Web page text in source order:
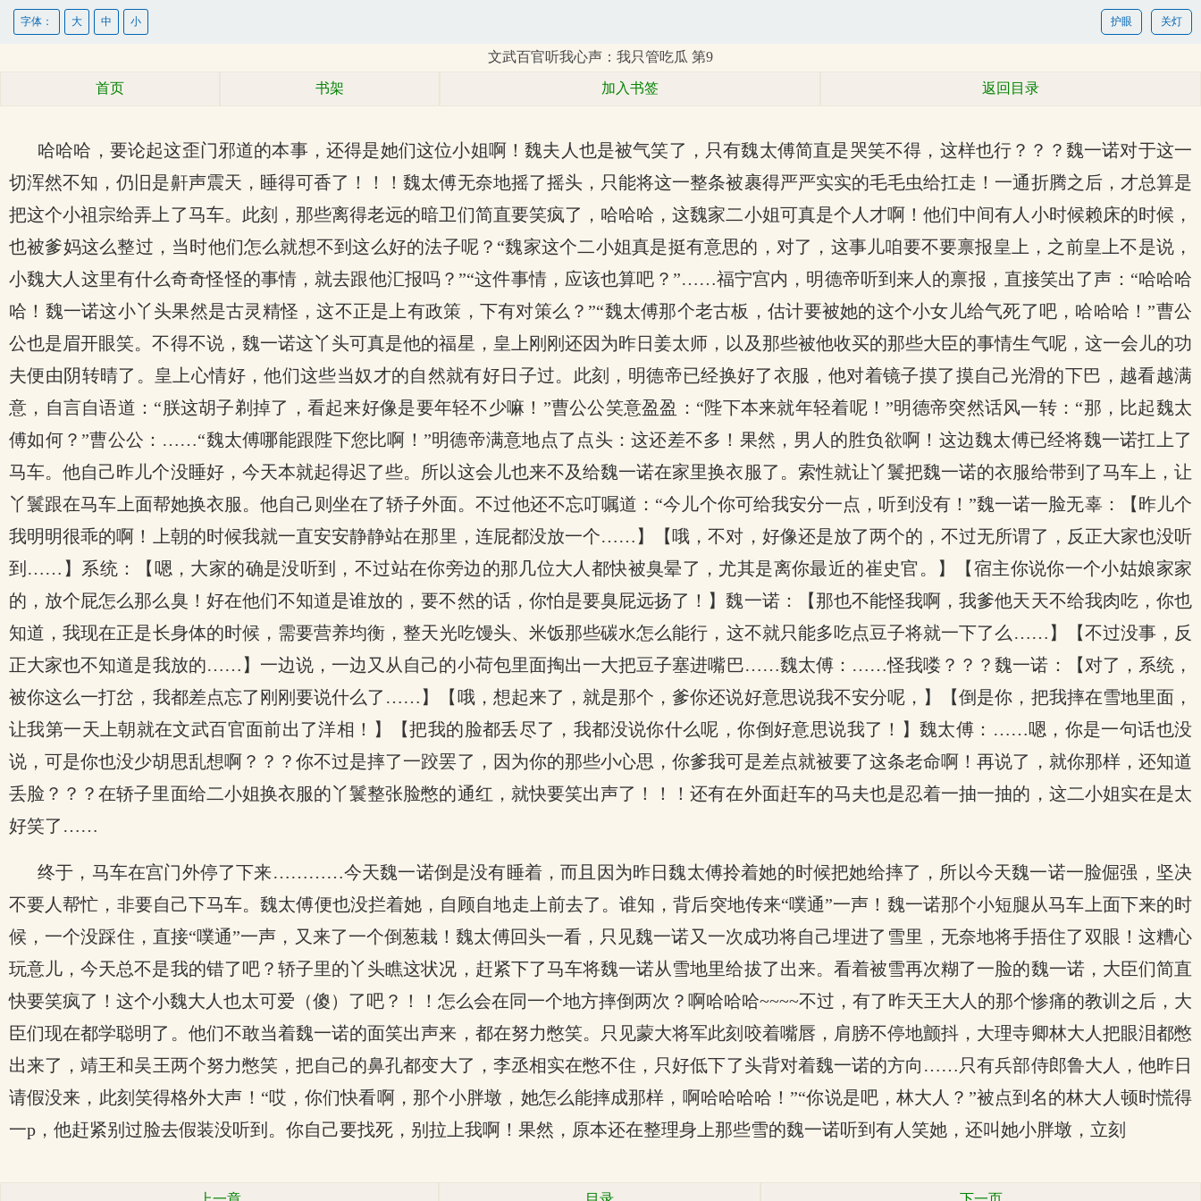
关灯
护眼
字体： 大 中 小
文武百官听我心声：我只管吃瓜 第9
首页 书架 加入书签 返回目录
哈哈哈，要论起这歪门邪道的本事，还得是她们这位小姐啊！魏夫人也是被气笑了，只有魏太傅简直是哭笑不得，这样也行？？？魏一诺对于这一
切浑然不知，仍旧是鼾声震天，睡得可香了！！！魏太傅无奈地摇了摇头，只能将这一整条被裹得严严实实的毛毛虫给扛走！一通折腾之后，才总算是
把这个小祖宗给弄上了马车。此刻，那些离得老远的暗卫们简直要笑疯了，哈哈哈，这魏家二小姐可真是个人才啊！他们中间有人小时候赖床的时候，
也被爹妈这么整过，当时他们怎么就想不到这么好的法子呢？“魏家这个二小姐真是挺有意思的，对了，这事儿咱要不要禀报皇上，之前皇上不是说，
小魏大人这里有什么奇奇怪怪的事情，就去跟他汇报吗？”“这件事情，应该也算吧？”……福宁宫内，明德帝听到来人的禀报，直接笑出了声：“哈哈哈
哈！魏一诺这小丫头果然是古灵精怪，这不正是上有政策，下有对策么？”“魏太傅那个老古板，估计要被她的这个小女儿给气死了吧，哈哈哈！”曹公
公也是眉开眼笑。不得不说，魏一诺这丫头可真是他的福星，皇上刚刚还因为昨日姜太师，以及那些被他收买的那些大臣的事情生气呢，这一会儿的功
夫便由阴转晴了。皇上心情好，他们这些当奴才的自然就有好日子过。此刻，明德帝已经换好了衣服，他对着镜子摸了摸自己光滑的下巴，越看越满
意，自言自语道：“朕这胡子剃掉了，看起来好像是要年轻不少嘛！”曹公公笑意盈盈：“陛下本来就年轻着呢！”明德帝突然话风一转：“那，比起魏太
傅如何？”曹公公：……“魏太傅哪能跟陛下您比啊！”明德帝满意地点了点头：这还差不多！果然，男人的胜负欲啊！这边魏太傅已经将魏一诺扛上了
马车。他自己昨儿个没睡好，今天本就起得迟了些。所以这会儿也来不及给魏一诺在家里换衣服了。索性就让丫鬟把魏一诺的衣服给带到了马车上，让
丫鬟跟在马车上面帮她换衣服。他自己则坐在了轿子外面。不过他还不忘叮嘱道：“今儿个你可给我安分一点，听到没有！”魏一诺一脸无辜：【昨儿个
我明明很乖的啊！上朝的时候我就一直安安静静站在那里，连屁都没放一个……】【哦，不对，好像还是放了两个的，不过无所谓了，反正大家也没听
到……】系统：【嗯，大家的确是没听到，不过站在你旁边的那几位大人都快被臭晕了，尤其是离你最近的崔史官。】【宿主你说你一个小姑娘家家
的，放个屁怎么那么臭！好在他们不知道是谁放的，要不然的话，你怕是要臭屁远扬了！】魏一诺：【那也不能怪我啊，我爹他天天不给我肉吃，你也
知道，我现在正是长身体的时候，需要营养均衡，整天光吃馒头、米饭那些碳水怎么能行，这不就只能多吃点豆子将就一下了么……】【不过没事，反
正大家也不知道是我放的……】一边说，一边又从自己的小荷包里面掏出一大把豆子塞进嘴巴……魏太傅：……怪我喽？？？魏一诺：【对了，系统，
被你这么一打岔，我都差点忘了刚刚要说什么了……】【哦，想起来了，就是那个，爹你还说好意思说我不安分呢，】【倒是你，把我摔在雪地里面，
让我第一天上朝就在文武百官面前出了洋相！】【把我的脸都丢尽了，我都没说你什么呢，你倒好意思说我了！】魏太傅：……嗯，你是一句话也没
说，可是你也没少胡思乱想啊？？？你不过是摔了一跤罢了，因为你的那些小心思，你爹我可是差点就被要了这条老命啊！再说了，就你那样，还知道
丢脸？？？在轿子里面给二小姐换衣服的丫鬟整张脸憋的通红，就快要笑出声了！！！还有在外面赶车的马夫也是忍着一抽一抽的，这二小姐实在是太
好笑了……
终于，马车在宫门外停了下来…………今天魏一诺倒是没有睡着，而且因为昨日魏太傅拎着她的时候把她给摔了，所以今天魏一诺一脸倔强，坚决
不要人帮忙，非要自己下马车。魏太傅便也没拦着她，自顾自地走上前去了。谁知，背后突地传来“噗通”一声！魏一诺那个小短腿从马车上面下来的时
候，一个没踩住，直接“噗通”一声，又来了一个倒葱栽！魏太傅回头一看，只见魏一诺又一次成功将自己埋进了雪里，无奈地将手捂住了双眼！这糟心
玩意儿，今天总不是我的错了吧？轿子里的丫头瞧这状况，赶紧下了马车将魏一诺从雪地里给拔了出来。看着被雪再次糊了一脸的魏一诺，大臣们简直
快要笑疯了！这个小魏大人也太可爱（傻）了吧？！！怎么会在同一个地方摔倒两次？啊哈哈哈~~~~不过，有了昨天王大人的那个惨痛的教训之后，大
臣们现在都学聪明了。他们不敢当着魏一诺的面笑出声来，都在努力憋笑。只见蒙大将军此刻咬着嘴唇，肩膀不停地颤抖，大理寺卿林大人把眼泪都憋
出来了，靖王和吴王两个努力憋笑，把自己的鼻孔都变大了，李丞相实在憋不住，只好低下了头背对着魏一诺的方向……只有兵部侍郎鲁大人，他昨日
请假没来，此刻笑得格外大声！“哎，你们快看啊，那个小胖墩，她怎么能摔成那样，啊哈哈哈哈！”“你说是吧，林大人？”被点到名的林大人顿时慌得
一p，他赶紧别过脸去假装没听到。你自己要找死，别拉上我啊！果然，原本还在整理身上那些雪的魏一诺听到有人笑她，还叫她小胖墩，立刻